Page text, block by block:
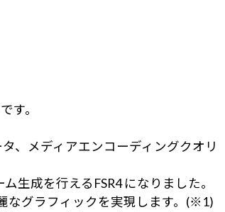
す。
、メディアエンコーディングクオリ
生成を行えるFSR4 になりました。
なグラフィックを実現します。(※1)